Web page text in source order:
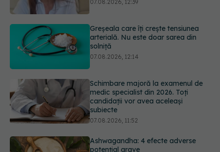
Schimbare majoră la examenul de
medic specialist din 2026. Toți
07.08.2026, 11:52
Ashwagandha: 4 efecte adverse
potențial grave
07.08.2026, 11:03